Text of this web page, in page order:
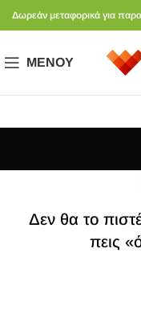
Δωρεάν μεταφορικά για
ΜΕΝΟΎ
Δεν θα το
πεις